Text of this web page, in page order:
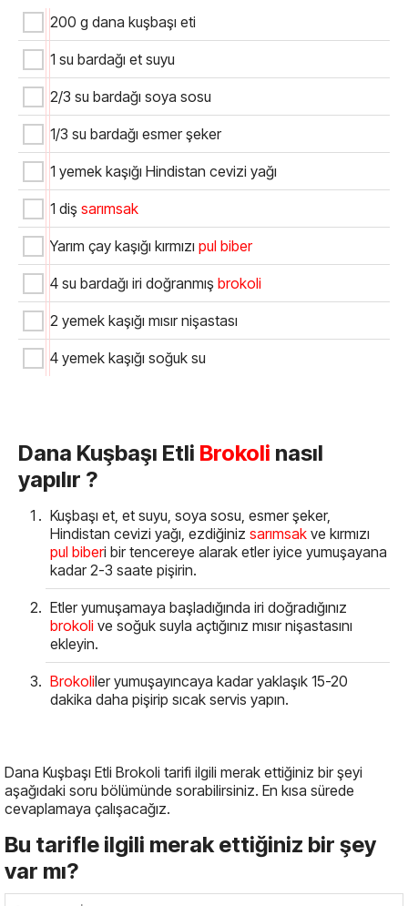
200 g dana kuşbaşı eti
1 su bardağı et suyu
2/3 su bardağı soya sosu
1/3 su bardağı esmer şeker
1 yemek kaşığı Hindistan cevizi yağı
1 diş sarımsak
Yarım çay kaşığı kırmızı pul biber
4 su bardağı iri doğranmış brokoli
2 yemek kaşığı mısır nişastası
4 yemek kaşığı soğuk su
Dana Kuşbaşı Etli Brokoli nasıl
yapılır ?
Kuşbaşı et, et suyu, soya sosu, esmer şeker,
Hindistan cevizi yağı, ezdiğiniz sarımsak ve kırmızı
pul biberi bir tencereye alarak etler iyice yumuşayana
kadar 2-3 saate pişirin.
Etler yumuşamaya başladığında iri doğradığınız
brokoli ve soğuk suyla açtığınız mısır nişastasını
ekleyin.
Brokoliler yumuşayıncaya kadar yaklaşık 15-20
dakika daha pişirip sıcak servis yapın.
Dana Kuşbaşı Etli Brokoli tarifi ilgili merak ettiğiniz bir şeyi
aşağıdaki soru bölümünde sorabilirsiniz. En kısa sürede
cevaplamaya çalışacağız.
Bu tarifle ilgili merak ettiğiniz bir şey
var mı?